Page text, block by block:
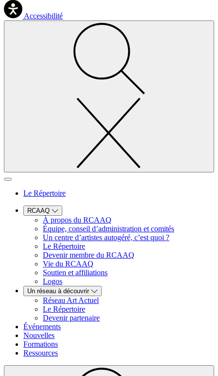
Accessibilité
Le Répertoire
RCAAQ
À propos du RCAAQ
Équipe, conseil d’administration et comités
Un centre d’artistes autogéré, c’est quoi ?
Le Répertoire
Devenir membre du RCAAQ
Vie du RCAAQ
Soutien et affiliations
Logos
Un réseau à découvrir
Réseau Art Actuel
Le Répertoire
Devenir partenaire
Événements
Nouvelles
Formations
Ressources